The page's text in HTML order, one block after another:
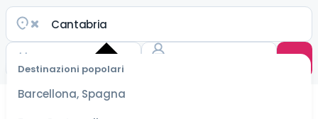
Destinazioni popolari
Barcellona, Spagna
Seleziona
le date